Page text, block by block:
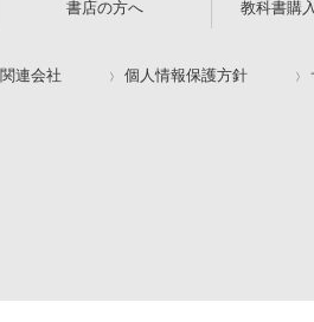
書店の方へ 教科書購
関連会社 個人情報保護方針